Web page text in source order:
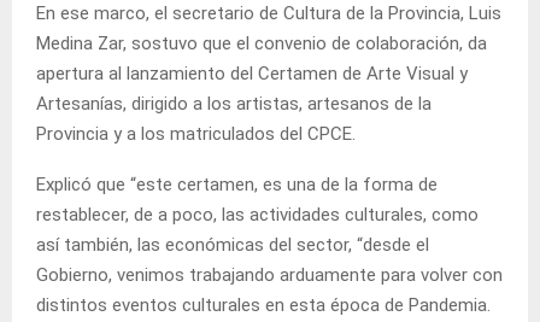
En ese marco, el secretario de Cultura de la Provincia, Luis
Medina Zar, sostuvo que el convenio de colaboración, da
apertura al lanzamiento del Certamen de Arte Visual y
Artesanías, dirigido a los artistas, artesanos de la
Provincia y a los matriculados del CPCE.
Explicó que “este certamen, es una de la forma de
restablecer, de a poco, las actividades culturales, como
así también, las económicas del sector, “desde el
Gobierno, venimos trabajando arduamente para volver con
distintos eventos culturales en esta época de Pandemia.